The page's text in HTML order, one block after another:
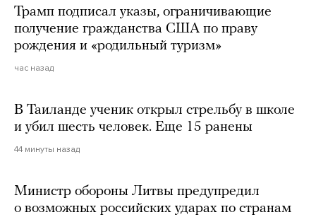
Трамп подписал указы, ограничивающие
получение гражданства США по праву
рождения и «родильный туризм»
час назад
В Таиланде ученик открыл стрельбу в школе
и убил шесть человек. Еще 15 ранены
44 минуты назад
Министр обороны Литвы предупредил
о возможных российских ударах по странам